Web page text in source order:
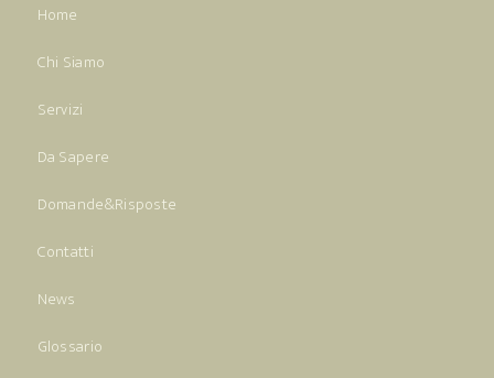
Home
Chi Siamo
Servizi
Da Sapere
Domande&Risposte
Contatti
News
Glossario